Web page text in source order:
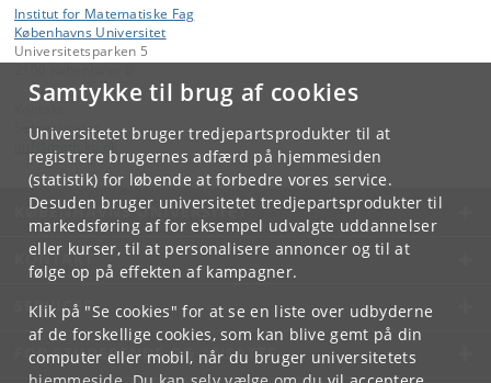
Samtykke til brug af cookies
Universitetet bruger tredjepartsprodukter til at
registrere brugernes adfærd på hjemmesiden
(statistik) for løbende at forbedre vores service.
Desuden bruger universitetet tredjepartsprodukter til
markedsføring af for eksempel udvalgte uddannelser
eller kurser, til at personalisere annoncer og til at
følge op på effekten af kampagner.
Klik på "Se cookies" for at se en liste over udbyderne
af de forskellige cookies, som kan blive gemt på din
computer eller mobil, når du bruger universitetets
Institut for Matematiske Fag
Københavns Universitet
Universitetsparken 5
Sekretariatet
KØBENHAVNS UNIVERSITET
KONTAKT
SERVICES
FOR STUDERENDE OG ANSATTE